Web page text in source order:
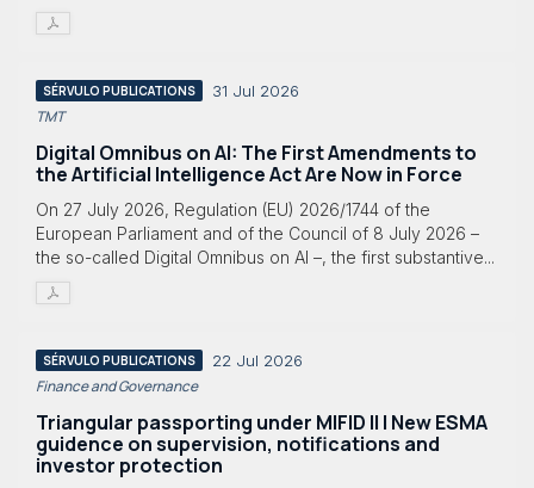
SÉRVULO PUBLICATIONS 31 Jul 2026
TMT
Digital Omnibus on AI: The First Amendments to
the Artificial Intelligence Act Are Now in Force
On 27 July 2026, Regulation (EU) 2026/1744 of the
European Parliament and of the Council of 8 July 2026 –
the so-called Digital Omnibus on AI –, the first substantive...
SÉRVULO PUBLICATIONS 22 Jul 2026
Finance and Governance
Triangular passporting under MIFID II | New ESMA
guidence on supervision, notifications and
investor protection